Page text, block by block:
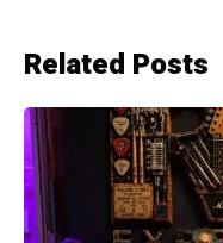
Related Posts